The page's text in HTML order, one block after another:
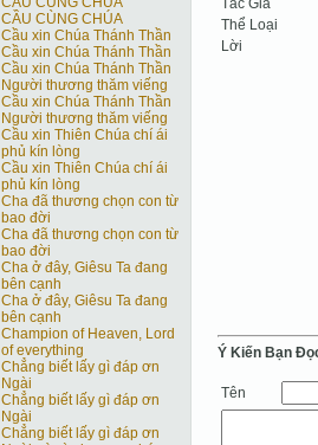
CẦU CÙNG CHÚA
Cầu xin Chúa Thánh Thần
Cầu xin Chúa Thánh Thần
Cầu xin Chúa Thánh Thần
Người thương thăm viếng
Cầu xin Chúa Thánh Thần
Người thương thăm viếng
Cầu xin Thiên Chúa chí ái
phủ kín lòng
Cầu xin Thiên Chúa chí ái
phủ kín lòng
Cha đã thương chọn con từ
bao đời
Cha đã thương chọn con từ
bao đời
Cha ở đây, Giêsu Ta đang
bên cạnh
Cha ở đây, Giêsu Ta đang
bên cạnh
Champion of Heaven, Lord
of everything
Chẳng biết lấy gì đáp ơn
Ngài
Chẳng biết lấy gì đáp ơn
Ngài
Chẳng biết lấy gì đáp ơn
Thể Loại
Lời
Ý Kiến Bạn
Tên